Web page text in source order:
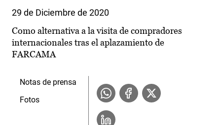
29 de Diciembre de 2020
Como alternativa a la visita de compradores
internacionales tras el aplazamiento de
FARCAMA
Notas de prensa
Fotos